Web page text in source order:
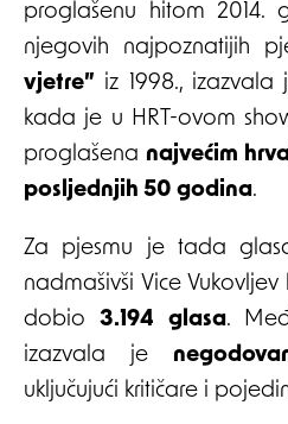
proglašenu hitom
njegovih najpoznatijih
vjetre” iz 1998.,
kada je u HRT-ovom
proglašena najvećim
posljednjih 50 godina.
Za pjesmu je tada
nadmašivši Vice Vukovljev
dobio3.194 glasa.
izazvala je
uključujući kritičare i